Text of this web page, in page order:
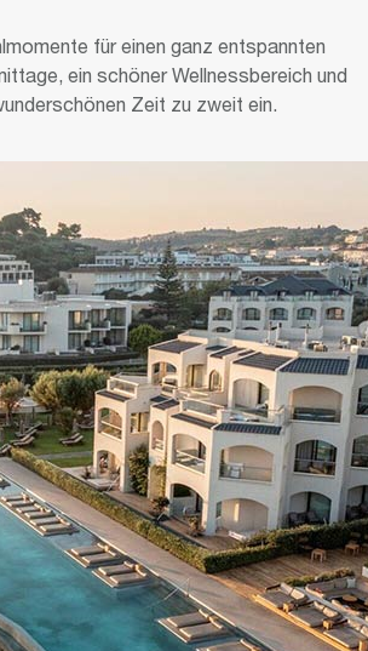
für einen ganz entspannten
ein schöner Wellnessbereich und
Zeit zu zweit ein.